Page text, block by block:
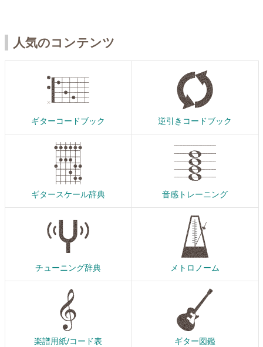
人気のコンテンツ
ギターコードブック 逆引きコードブック
ギタースケール辞典 音感トレーニング
チューニング辞典 メトロノーム
楽譜用紙/コード表 ギター図鑑